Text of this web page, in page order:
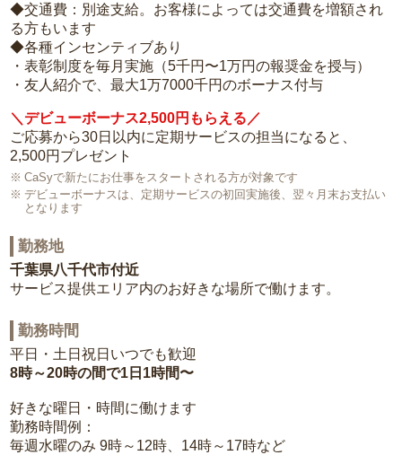
◆交通費：別途支給。お客様によっては交通費を増額され
る方もいます
◆各種インセンティブあり
・表彰制度を毎月実施（5千円〜1万円の報奨金を授与）
・友人紹介で、最大1万7000千円のボーナス付与
＼デビューボーナス2,500円もらえる／
ご応募から30日以内に定期サービスの担当になると、
2,500円プレゼント
CaSyで新たにお仕事をスタートされる方が対象です
デビューボーナスは、定期サービスの初回実施後、翌々月末お支払い
となります
勤務地
千葉県八千代市付近
サービス提供エリア内のお好きな場所で働けます。
勤務時間
平日・土日祝日いつでも歓迎
8時～20時の間で1日1時間〜
好きな曜日・時間に働けます
勤務時間例：
毎週水曜のみ 9時～12時、14時～17時など